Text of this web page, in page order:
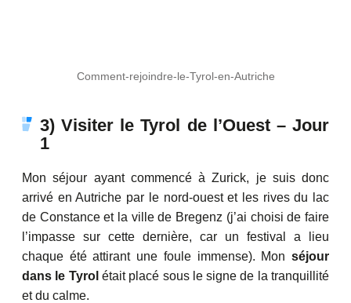
Comment-rejoindre-le-Tyrol-en-Autriche
3) Visiter le Tyrol de l’Ouest – Jour
1
Mon séjour ayant commencé à Zurick, je suis donc
arrivé en Autriche par le nord-ouest et les rives du lac
de Constance et la ville de Bregenz (j’ai choisi de faire
l’impasse sur cette dernière, car un festival a lieu
chaque été attirant une foule immense). Mon séjour
dans le Tyrol était placé sous le signe de la tranquillité
et du calme.